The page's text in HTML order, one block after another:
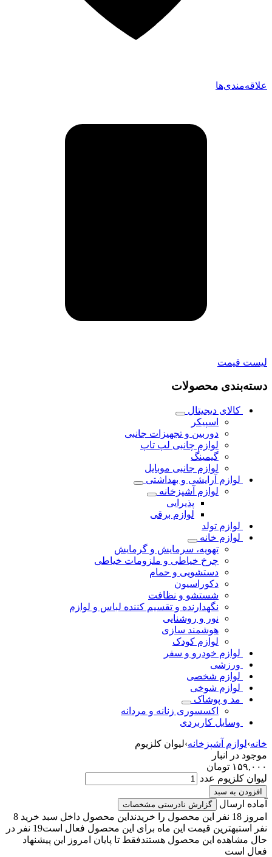
علاقه‌مندی‌ها
لیست قیمت
دسته‌بندی محصولات
کالای دیجیتال
اسپیکر
دوربین و تجهیزات جانبی
لوازم چانبی لپ تاپ
گیمینگ
لوازم جانبی موبایل
لوازم آرایشی و بهداشتی
لوازم آشپزخانه
پذیرایی
لوازم برقی
لوازم تولد
لوازم خانه
تهویه، سرمایش و گرمایش
چرخ خیاطی و ملزومات خیاطی
دستشویی و حمام
دکوراسیون
شستشو و نظافت
نگهدارنده و تقسیم کننده لباس و لوازم
نور و روشنایی
هوشمند سازی
لوازم کودک
لوازم خودرو و سفر
ورزشی
لوازم شخصی
لوازم شوخی
مد و پوشاک
اکسسوری زنانه و مردانه
وسایل کاربردی
خانه›لوازم آشپزخانه›لیوان کلزیوم
موجود در انبار
۱۵۹,۰۰۰ تومان
لیوان کلزیوم عدد
افزودن به سبد
آماده ارسال گزارش نادرستی مشخصات
امروز 18 نفر این محصول را خریدند
این محصول داخل سبد خرید 8
نفر استبهترین قیمت این ماه برای این محصول فعال است
19 نفر در
حال مشاهده این محصول هستندفقط تا پایان امروز این پیشنهاد
فعال است